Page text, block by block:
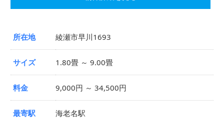
所在地 綾瀬市早川1693
サイズ 1.80畳 ～ 9.00畳
料金 9,000円 ～ 34,500円
最寄駅 海老名駅